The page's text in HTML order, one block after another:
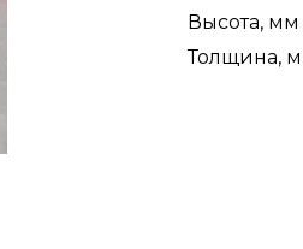
Высота, мм
Толщина,